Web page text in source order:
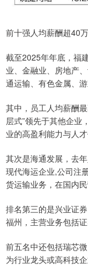
前十强人均薪酬超40万
截至2025年年底，福
业、金融业、房地产
通运输、有色金属、游
其中，员工人均薪酬
层式”领先于其他企业
业的高盈利能力与人才
其次是海通发展，去
现代海运企业,公司注
货运输业务，在国内
排名第三的是兴业证
福州，主营业务包括
前五名中还包括瑞芯
为行业龙头或高科技企